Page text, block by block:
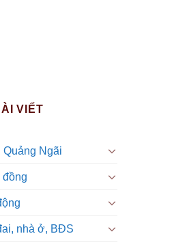
VIẾT
Quảng Ngãi
đồng
nhà ở, BĐS